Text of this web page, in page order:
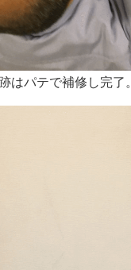
パテで補修し完了。